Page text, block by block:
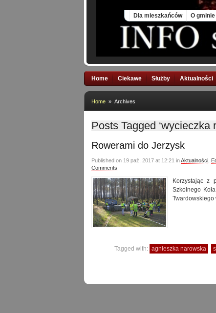
Dla mieszkańców O gminie
Home Ciekawe Służby Aktualności
Home » Archives
Posts Tagged ‘wycieczka
Rowerami do Jerzysk
Published on 19 paź, 2017 at 12:21 inAktualności
Comments
Korzystając z
Szkolnego
Tagged with: agnieszka narowska